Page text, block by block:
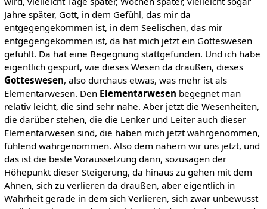
Jahre später, Gott, in dem Gefühl, das mir da
entgegengekommen ist, in dem Seelischen, das mir
entgegengekommen ist, da hat mich jetzt ein Gotteswesen
gefühlt. Da hat eine Begegnung stattgefunden. Und ich habe
eigentlich gespürt, wie dieses Wesen da draußen, dieses
Gotteswesen, also durchaus etwas, was mehr ist als
Elementarwesen. Den Elementarwesen begegnet man
relativ leicht, die sind sehr nahe. Aber jetzt die Wesenheiten,
die darüber stehen, die die Lenker und Leiter auch dieser
Elementarwesen sind, die haben mich jetzt wahrgenommen,
fühlend wahrgenommen. Also dem nähern wir uns jetzt, und
das ist die beste Voraussetzung dann, sozusagen der
Höhepunkt dieser Steigerung, da hinaus zu gehen mit dem
Ahnen, sich zu verlieren da draußen, aber eigentlich in
Wahrheit gerade in dem sich Verlieren, sich zwar unbewusst